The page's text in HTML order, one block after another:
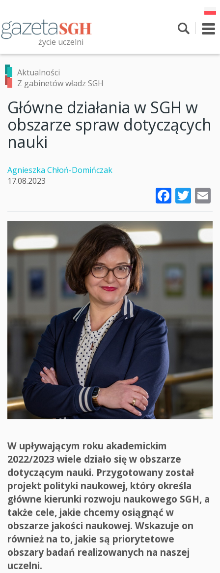
treści
życie uczelni
Przeszukaj witrynę
Aktualności
Z gabinetów władz SGH
Główne działania w SGH w
obszarze spraw dotyczących
nauki
Agnieszka Chłoń-Domińczak
17.08.2023
W upływającym roku akademickim
2022/2023 wiele działo się w obszarze
dotyczącym nauki. Przygotowany został
projekt polityki naukowej, który określa
główne kierunki rozwoju naukowego SGH, a
także cele, jakie chcemy osiągnąć w
obszarze jakości naukowej. Wskazuje on
również na to, jakie są priorytetowe
obszary badań realizowanych na naszej
uczelni.